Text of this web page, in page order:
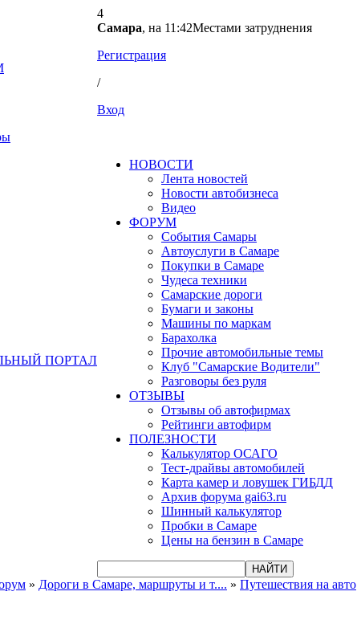
4
Самара, на 11:42Местами затруднения
Регистрация
/
Вход
ПОРТАЛ
НОВОСТИ
Лента новостей
Новости автобизнеса
Видео
ФОРУМ
События Самары
Автоуслуги в Самаре
Покупки в Самаре
Чудеса техники
Самарские дороги
Бумаги и законы
Машины по маркам
Барахолка
Прочие автомобильные темы
Клуб "Самарские Водители"
Разговоры без руля
ОТЗЫВЫ
Отзывы об автофирмах
Рейтинги автофирм
ПОЛЕЗНОСТИ
Калькулятор ОСАГО
Тест-драйвы автомобилей
Карта камер и ловушек ГИБДД
Архив форума gai63.ru
Шинный калькулятор
Пробки в Самаре
Цены на бензин в Самаре
» Дороги в Самаре, маршруты и т.... » Путешествия на авто